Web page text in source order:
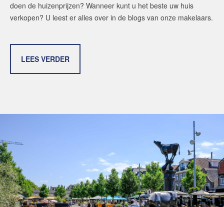
doen de huizenprijzen? Wanneer kunt u het beste uw huis
verkopen? U leest er alles over in de blogs van onze makelaars.
LEES VERDER